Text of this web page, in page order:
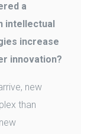
a
intellectual
increase
innovation?
new
than